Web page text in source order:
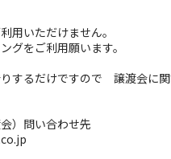
用いただけません。
グをご利用願います。
するだけですので 譲渡会に関
）問い合わせ先